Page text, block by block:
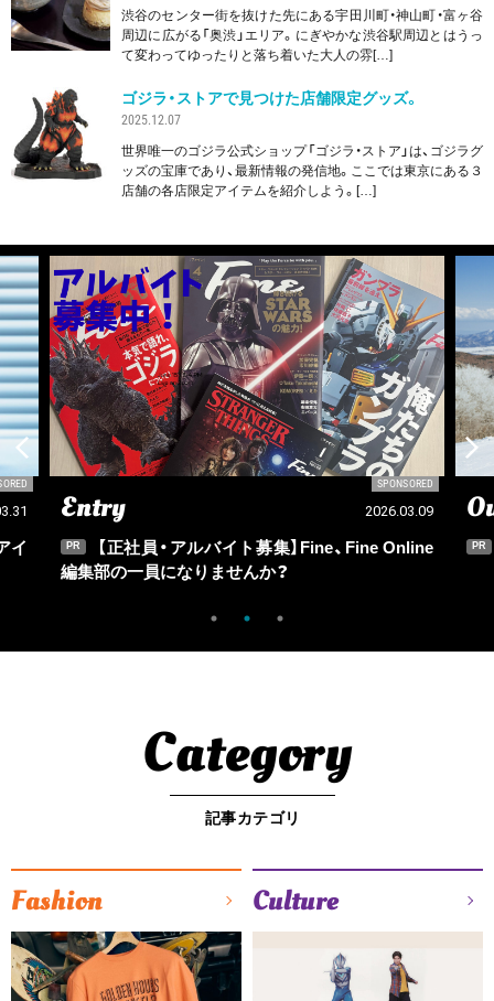
渋谷のセンター街を抜けた先にある宇田川町・神山町・富ヶ谷
周辺に広がる「奥渋」エリア。にぎやかな渋谷駅周辺とはうっ
て変わってゆったりと落ち着いた大人の雰[…]
ゴジラ・ストアで見つけた店舗限定グッズ。
2025.12.07
世界唯一のゴジラ公式ショップ「ゴジラ・ストア」は、ゴジラグ
ッズの宝庫であり、最新情報の発信地。ここでは東京にある３
店舗の各店限定アイテムを紹介しよう。[…]
イ
SPONSORED
Entry 2026.03.09
PR
【正社員・アルバイト募集】Fine、Fine Online
編集部の一員になりませんか？
PR
Category
記事カテゴリ
Fashion Culture